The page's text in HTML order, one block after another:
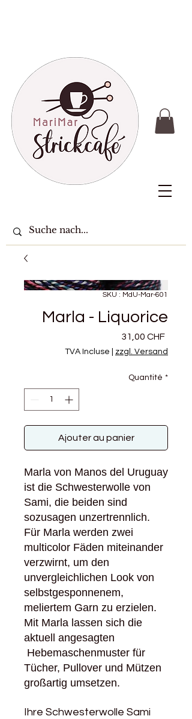
SKU : MdU-Mar-601
Marla - Liquorice
31,00 CHFPrix
TVA Incluse zzgl. Versand
Quantité *
Ajouter au panier
Marla von Manos del Uruguay
ist die Schwesterwolle von
Sami, die beiden sind
sozusagen unzertrennlich.
Für Marla werden zwei
multicolor Fäden miteinander
verzwirnt, um den
unvergleichlichen Look von
selbstgesponnenem,
meliertem Garn zu erzielen.
Mit Marla lassen sich die
aktuell angesagten
Hebemaschenmuster für
Tücher, Pullover und Mützen
großartig umsetzen.
Ihre Schwesterwolle Sami